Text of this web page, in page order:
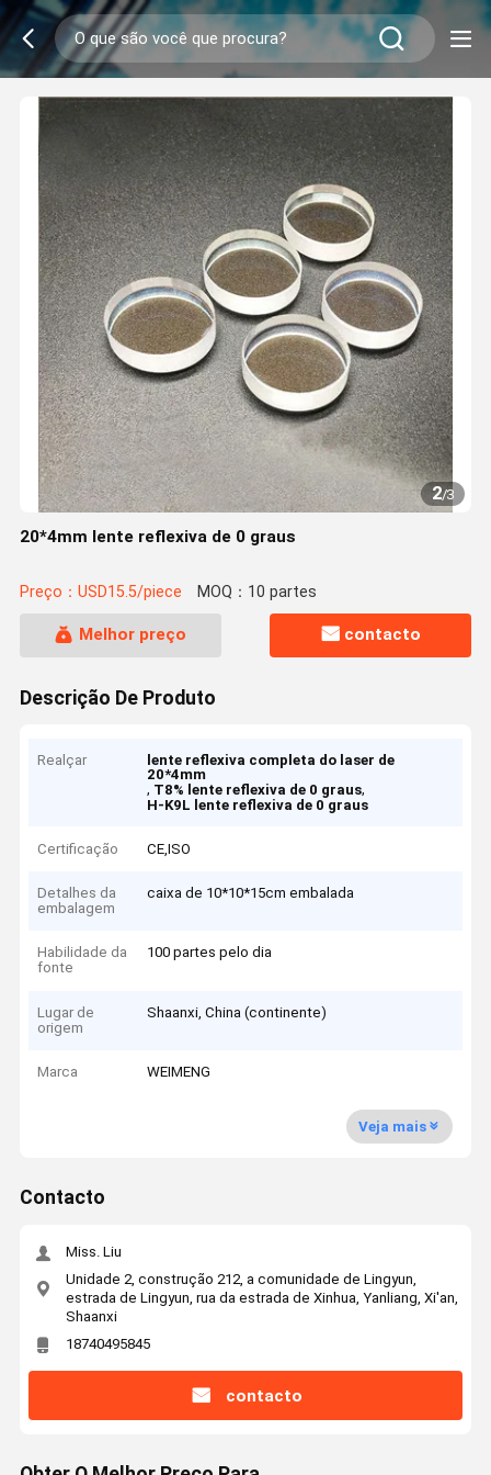
2/3
20*4mm lente reflexiva de 0 graus
Preço：USD15.5/piece MOQ：10 partes
Melhor preço contacto
Descrição De Produto
Realçar
lente reflexiva completa do laser de
20*4mm
, T8% lente reflexiva de 0 graus,
H-K9L lente reflexiva de 0 graus
Certificação CE,ISO
Detalhes da
embalagem
caixa de 10*10*15cm embalada
Habilidade da
fonte
100 partes pelo dia
Lugar de
origem
Shaanxi, China (continente)
Marca WEIMENG
Veja mais
Contacto
Miss. Liu
Unidade 2, construção 212, a comunidade de Lingyun,
estrada de Lingyun, rua da estrada de Xinhua, Yanliang, Xi'an,
Shaanxi
18740495845
contacto